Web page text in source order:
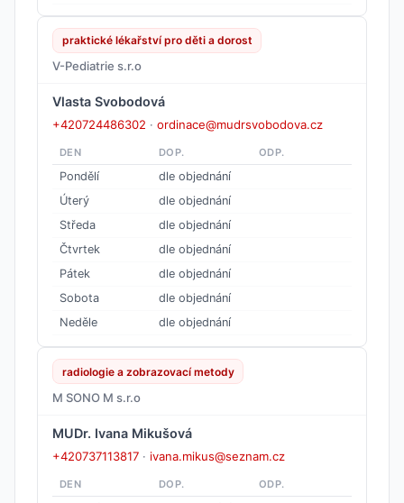
praktické lékařství pro děti a dorost
V-Pediatrie s.r.o
Vlasta Svobodová
+420724486302 · ordinace@mudrsvobodova.cz
DEN DOP. ODP.
Pondělí
dle objednání
Úterý
dle objednání
Středa
dle objednání
Čtvrtek
dle objednání
Pátek
dle objednání
Sobota
dle objednání
Neděle
dle objednání
radiologie a zobrazovací metody
M SONO M s.r.o
MUDr. Ivana Mikušová
+420737113817 · ivana.mikus@seznam.cz
DEN DOP. ODP.